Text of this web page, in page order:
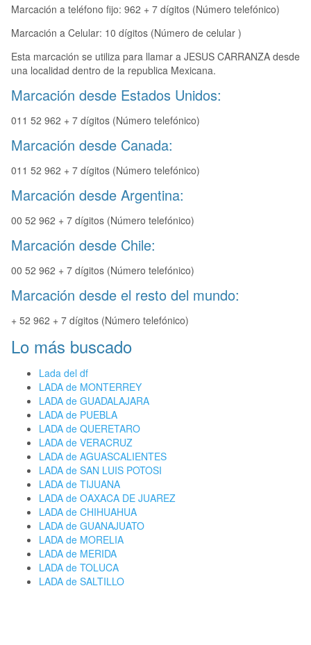
Marcación a teléfono fijo: 962 + 7 dígitos (Número telefónico)
Marcación a Celular: 10 dígitos (Número de celular )
Esta marcación se utiliza para llamar a JESUS CARRANZA desde
una localidad dentro de la republica Mexicana.
Marcación desde Estados Unidos:
011 52 962 + 7 dígitos (Número telefónico)
Marcación desde Canada:
011 52 962 + 7 dígitos (Número telefónico)
Marcación desde Argentina:
00 52 962 + 7 dígitos (Número telefónico)
Marcación desde Chile:
00 52 962 + 7 dígitos (Número telefónico)
Marcación desde el resto del mundo:
+ 52 962 + 7 dígitos (Número telefónico)
Lo más buscado
Lada del df
LADA de MONTERREY
LADA de GUADALAJARA
LADA de PUEBLA
LADA de QUERETARO
LADA de VERACRUZ
LADA de AGUASCALIENTES
LADA de SAN LUIS POTOSI
LADA de TIJUANA
LADA de OAXACA DE JUAREZ
LADA de CHIHUAHUA
LADA de GUANAJUATO
LADA de MORELIA
LADA de MERIDA
LADA de TOLUCA
LADA de SALTILLO